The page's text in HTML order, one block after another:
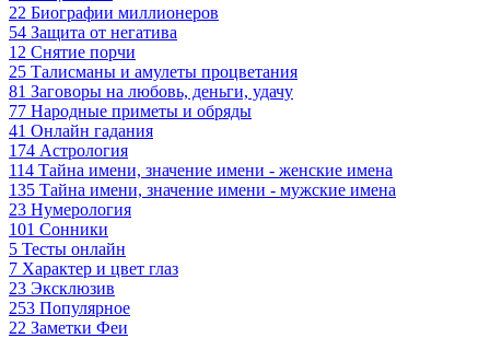
22 Биографии миллионеров
54 Защита от негатива
12 Снятие порчи
25 Талисманы и амулеты процветания
81 Заговоры на любовь, деньги, удачу
77 Народные приметы и обряды
41 Онлайн гадания
174 Астрология
114 Тайна имени, значение имени - женские имена
135 Тайна имени, значение имени - мужские имена
23 Нумерология
101 Сонники
5 Тесты онлайн
7 Характер и цвет глаз
23 Эксклюзив
253 Популярное
22 Заметки Феи